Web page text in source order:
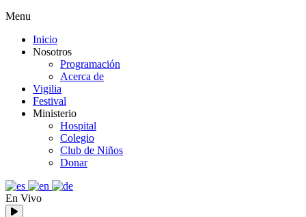
Menu
Inicio
Nosotros
Programación
Acerca de
Vigilia
Festival
Ministerio
Hospital
Colegio
Club de Niños
Donar
En Vivo